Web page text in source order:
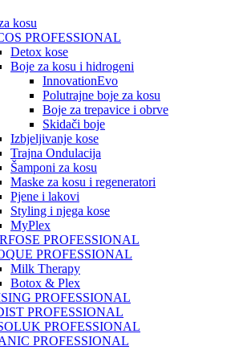
kosu
PROFESSIONAL
Detox kose
Boje za kosu i hidrogeni
InnovationEvo
Polutrajne boje za kosu
Boje za trepavice i obrve
Skidači boje
Izbjeljivanje kose
Trajna Ondulacija
Šamponi za kosu
Maske za kosu i regeneratori
Pjene i lakovi
Styling i njega kose
MyPlex
PROFESSIONAL
PROFESSIONAL
Milk Therapy
Botox & Plex
PROFESSIONAL
PROFESSIONAL
PROFESSIONAL
PROFESSIONAL